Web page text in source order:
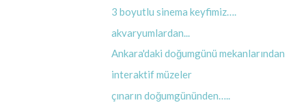
3 boyutlu sinema keyfimiz….
akvaryumlardan...
Ankara'daki doğumgünü mekanlarından
interaktif müzeler
çınarın doğumgününden…..